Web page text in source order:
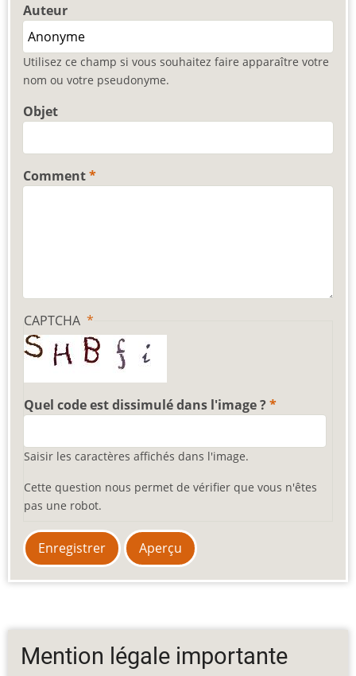
Auteur
Utilisez ce champ si vous souhaitez faire apparaître votre
nom ou votre pseudonyme.
Objet
Comment
CAPTCHA
Quel code est dissimulé dans l'image ?
Saisir les caractères affichés dans l'image.
Cette question nous permet de vérifier que vous n'êtes
pas une robot.
Mention légale importante